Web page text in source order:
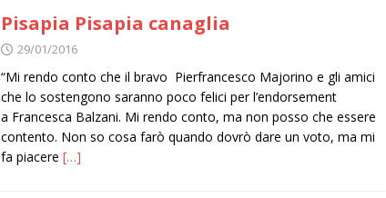
Pisapia Pisapia canaglia
29/01/2016
“Mi rendo conto che il bravo Pierfrancesco Majorino e gli amici
che lo sostengono saranno poco felici per l’endorsement
a Francesca Balzani. Mi rendo conto, ma non posso che essere
contento. Non so cosa farò quando dovrò dare un voto, ma mi
fa piacere […]